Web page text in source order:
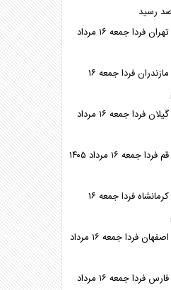
جدول قطعی برق استان تهران فردا جمعه ۱۶ مرداد
جدول قطعی برق استان مازندران فردا جمعه ۱۶
جدول قطعی برق استان گیلان فردا جمعه ۱۶ مرداد
جدول قطعی برق استان قم فردا جمعه ۱۶ مرداد ۱۴۰۵
جدول قطعی برق استان کرمانشاه فردا جمعه ۱۶
جدول قطعی برق استان اصفهان فردا جمعه ۱۶ مرداد
جدول قطعی برق استان فارس فردا جمعه ۱۶ مرداد